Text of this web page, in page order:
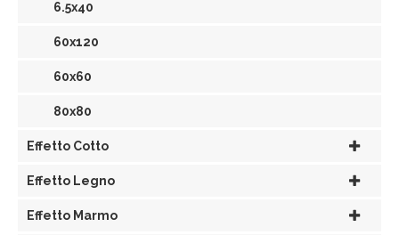
6.5x40
60x120
60x60
80x80
Effetto Cotto
Effetto Legno
Effetto Marmo